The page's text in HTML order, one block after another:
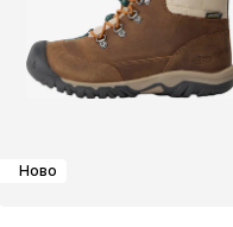
Ново